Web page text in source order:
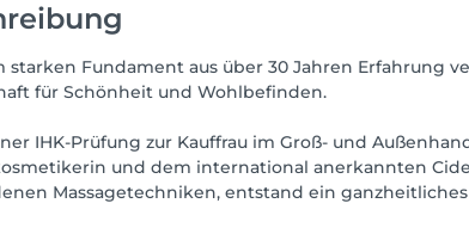
starken Fundament aus über 30 Jahren Erfahrung
für Schönheit und Wohlbefinden.
IHK-Prüfung zur Kauffrau im Groß- und
und dem international anerkannten
Massagetechniken, entstand ein